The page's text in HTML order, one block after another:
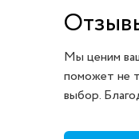
Мы ценим
поможет не
выбор.